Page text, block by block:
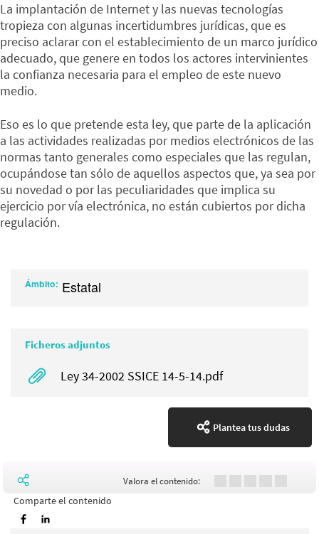
La implantación de Internet y las nuevas tecnologías
tropieza con algunas incertidumbres jurídicas, que es
preciso aclarar con el establecimiento de un marco jurídico
adecuado, que genere en todos los actores intervinientes
la confianza necesaria para el empleo de este nuevo
medio.
Eso es lo que pretende esta ley, que parte de la aplicación
a las actividades realizadas por medios electrónicos de las
normas tanto generales como especiales que las regulan,
ocupándose tan sólo de aquellos aspectos que, ya sea por
su novedad o por las peculiaridades que implica su
ejercicio por vía electrónica, no están cubiertos por dicha
regulación.
Ámbito Estatal
Ficheros adjuntos
Ley 34-2002 SSICE 14-5-14.pdf
Plantea tus dudas
Comparte el contenido
Valora el contenido: